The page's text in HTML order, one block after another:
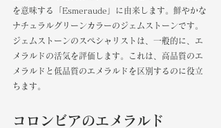
を意味する「Esmeraude」に由来します。鮮やかな
ナチュラルグリーンカラーのジェムストーンです。
ジェムストーンのスペシャリストは、一般的に、エ
メラルドの活気を評価します。これは、高品質のエ
メラルドと低品質のエメラルドを区別するのに役立
ちます。
コロンビアのエメラルド